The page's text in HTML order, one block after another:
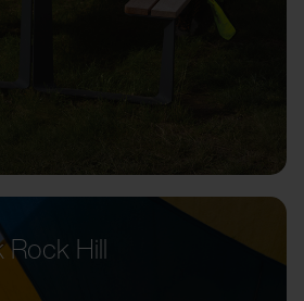
Rock Hill